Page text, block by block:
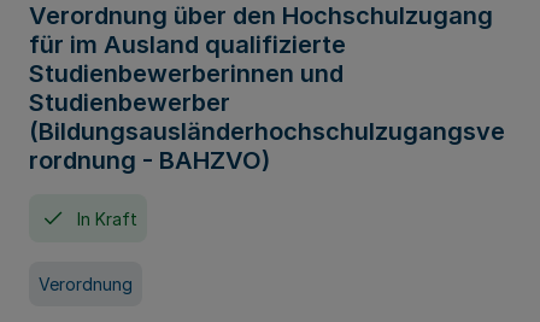
Verordnung über den Hochschulzugang
für im Ausland qualifizierte
Studienbewerberinnen und
Studienbewerber
(Bildungsausländerhochschulzugangsve
rordnung - BAHZVO)
In Kraft
Verordnung